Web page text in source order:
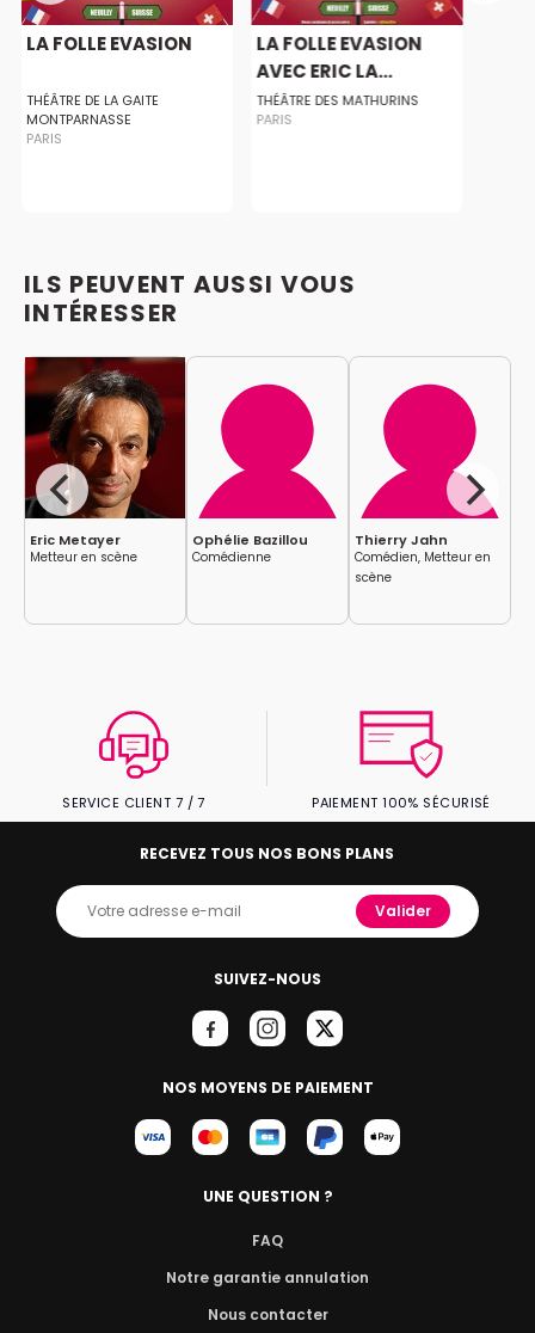
LA FOLLE EVASION
THÉÂTRE DE LA GAITE
MONTPARNASSE
PARIS
LA FOLLE EVASION
AVEC ERIC LA...
THÉÂTRE DES MATHURINS
PARIS
ILS PEUVENT AUSSI VOUS
INTÉRESSER
Eric Metayer
Metteur en scène
Ophélie Bazillou
Comédienne
Thierry Jahn
Comédien, Metteur en
scène
SERVICE CLIENT 7 / 7 PAIEMENT 100% SÉCURISÉ
SUIVEZ-NOUS
NOS MOYENS DE PAIEMENT
RECEVEZ TOUS NOS BONS PLANS
Valider
UNE QUESTION ?
FAQ
Notre garantie annulation
Nous contacter